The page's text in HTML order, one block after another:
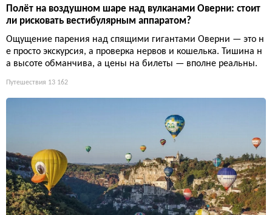
Полёт на воздушном шаре над вулканами Оверни: стоит
ли рисковать вестибулярным аппаратом?
Ощущение парения над спящими гигантами Оверни — это н
е просто экскурсия, а проверка нервов и кошелька. Тишина н
а высоте обманчива, а цены на билеты — вполне реальны.
Путешествия 13 162